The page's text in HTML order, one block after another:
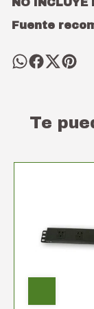
NO INCLUYE
Fuente
Te